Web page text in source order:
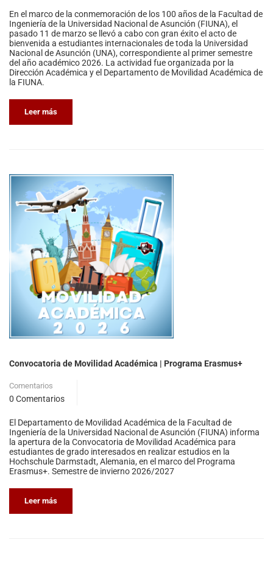
En el marco de la conmemoración de los 100 años de la Facultad de
Ingeniería de la Universidad Nacional de Asunción (FIUNA), el
pasado 11 de marzo se llevó a cabo con gran éxito el acto de
bienvenida a estudiantes internacionales de toda la Universidad
Nacional de Asunción (UNA), correspondiente al primer semestre
del año académico 2026. La actividad fue organizada por la
Dirección Académica y el Departamento de Movilidad Académica de
la FIUNA.
Leer más
Convocatoria de Movilidad Académica | Programa Erasmus+
Comentarios
0 Comentarios
El Departamento de Movilidad Académica de la Facultad de
Ingeniería de la Universidad Nacional de Asunción (FIUNA) informa
la apertura de la Convocatoria de Movilidad Académica para
estudiantes de grado interesados en realizar estudios en la
Hochschule Darmstadt, Alemania, en el marco del Programa
Erasmus+. Semestre de invierno 2026/2027
Leer más